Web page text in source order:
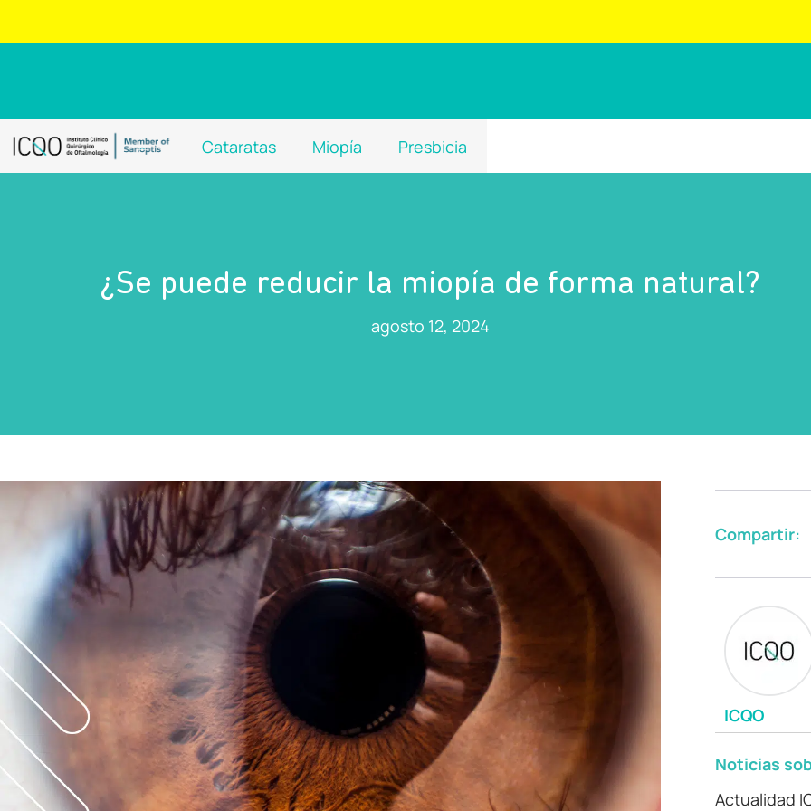
Cataratas Miopía Presbicia
¿Se puede reducir la miopía de forma natural?
agosto 12, 2024
Compartir:
ICQO
Noticias
Actualidad